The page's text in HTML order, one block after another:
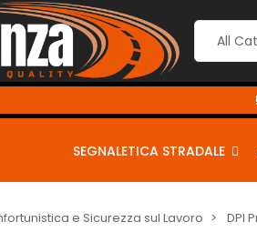
SEGNALETICA STRADALE
e Sicurezza sul Lavoro DPI